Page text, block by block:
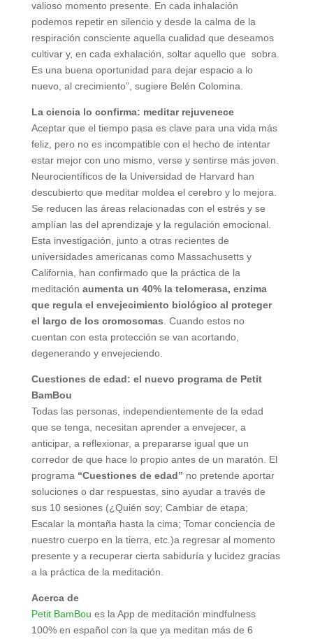
valioso momento presente. En cada inhalación
podemos repetir en silencio y desde la calma de la
respiración consciente aquella cualidad que deseamos
cultivar y, en cada exhalación, soltar aquello que sobra.
Es una buena oportunidad para dejar espacio a lo
nuevo, al crecimiento”, sugiere Belén Colomina.
La ciencia lo confirma: meditar rejuvenece
Aceptar que el tiempo pasa es clave para una vida más
feliz, pero no es incompatible con el hecho de intentar
estar mejor con uno mismo, verse y sentirse más joven.
Neurocientíficos de la Universidad de Harvard han
descubierto que meditar moldea el cerebro y lo mejora.
Se reducen las áreas relacionadas con el estrés y se
amplían las del aprendizaje y la regulación emocional.
Esta investigación, junto a otras recientes de
universidades americanas como Massachusetts y
California, han confirmado que la práctica de la
meditación aumenta un 40% la telomerasa, enzima
que regula el envejecimiento biológico al proteger
el largo de los cromosomas . Cuando estos no
cuentan con esta protección se van acortando,
degenerando y envejeciendo.
Cuestiones de edad: el nuevo programa de Petit
BamBou
Todas las personas, independientemente de la edad
que se tenga, necesitan aprender a envejecer, a
anticipar, a reflexionar, a prepararse igual que un
corredor de que hace lo propio antes de un maratón. El
programa “Cuestiones de edad” no pretende aportar
soluciones o dar respuestas, sino ayudar a través de
sus 10 sesiones (¿Quién soy; Cambiar de etapa;
Escalar la montaña hasta la cima; Tomar conciencia de
nuestro cuerpo en la tierra, etc.)a regresar al momento
presente y a recuperar cierta sabiduría y lucidez gracias
a la práctica de la meditación.
Acerca de
Petit BamBou es la App de meditación mindfulness
100% en español con la que ya meditan más de 6